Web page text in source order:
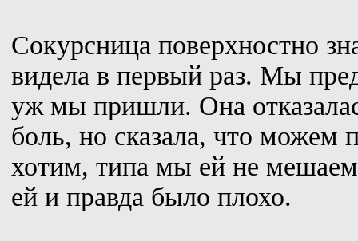
Сокурсница поверхностно
видела в первый раз. Мы
уж мы пришли. Она
боль, но сказала, что можем
хотим, типа мы ей не
ей и правда было плохо.